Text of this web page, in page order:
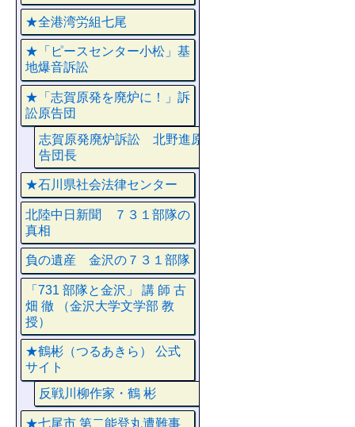
★全港湾労組七尾
★「ピースセンター小松」基
地爆音訴訟
★「志賀原発を廃炉に！」訴
訟原告団
志賀原発廃炉訴訟 北野進原
告団長
★石川県社会法律センター
北陸中日新聞 ７３１部隊の
真相
負の遺産 金沢の７３１部隊
「731 部隊と金沢」 講 師 古
畑 徹 （金沢大学文学部 教
授）
★鶴彬（つるあきら） 公式
サイト
反戦川柳作家・鶴 彬
★七尾市 第二能登丸遭難事